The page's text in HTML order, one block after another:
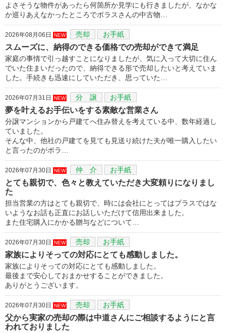
よさそうな物件があったら何箇所か見学にも行きましたが、なかな
か巡りあえなかったところでポラスさんの中古物…
2026年08月06日 NEW 売却 お手紙
スムーズに、納得のできる価格での売却ができて満足
家庭の事情で引っ越すことになりましたが、気に入って大切に住ん
でいた住まいだったので、納得できる形で売却したいと考えていま
した。手続きも迅速にしていただき、思っていた…
2026年07月31日 NEW 分 譲 お手紙
夢を叶えるお手伝いをする素敵な営業さん
分譲マンションから戸建てへ住み替えを考えている中、数年経過し
ていました。
そんな中、他社の戸建てを見ても見送り続けた夫が唯一購入したい
と言ったのがポラ…
2026年07月30日 NEW 仲 介 お手紙
とても親切で、色々と教えていただき大変頼りになりまし
た
担当営業の方はとても親切で、時には会社にとってはプラスではな
いようなお話も正直にお話しいただけて信用出来ました。
また住宅購入にかかる贈与などについて…
2026年07月30日 NEW 売却 お手紙
家族によりそっての対応にとても感動しました。
家族によりそっての対応にとても感動しました。
最後まで安心しておまかせすることができました。
ありがとうございます。
2026年07月30日 NEW 売却 お手紙
父から実家の売却の際は中道さんにご相談するようにと言
われておりました